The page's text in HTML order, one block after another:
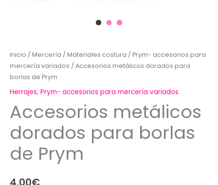
Inicio / Mercería / Materiales costura / Prym- accesorios para
mercería variados / Accesorios metálicos dorados para
borlas de Prym
Herrajes, Prym- accesorios para mercería variados
Accesorios metálicos
dorados para borlas
de Prym
4,00€